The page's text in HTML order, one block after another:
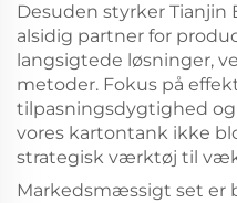
Desuden styrker Tianjin
alsidig partner for
langsigtede løsninger,
metoder. Fokus på
tilpasningsdygtighed
vores kartontank ikke
strategisk værktøj til
Markedsmæssigt set er